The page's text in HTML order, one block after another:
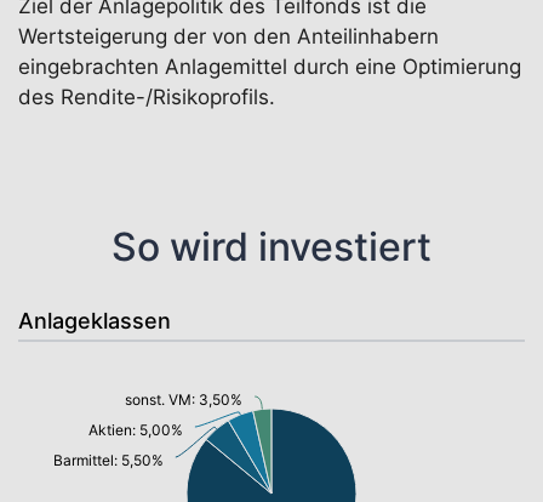
Ziel der Anlagepolitik des Teilfonds ist die
Wertsteigerung der von den Anteilinhabern
eingebrachten Anlagemittel durch eine Optimierung
des Rendite-/Risikoprofils.
So wird investiert
Anlageklassen
Barmittel: 5,50%
Aktien: 5,00%
sonst. VM: 3,50%